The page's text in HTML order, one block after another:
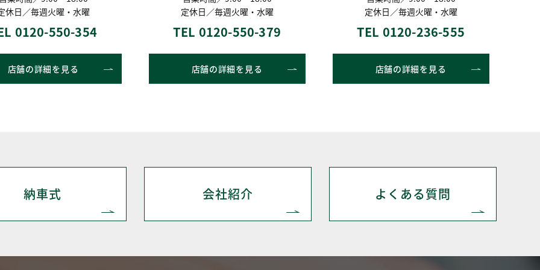
休日／毎週火曜・水曜
0120-550-354
店舗の詳細を見る
定休日／毎週火曜・水曜
TEL 0120-550-379
店舗の詳細を見る
定休日／毎週火曜・水曜
TEL 0120-236-555
店舗の詳細を見る
納車式 会社紹介 よくある質問